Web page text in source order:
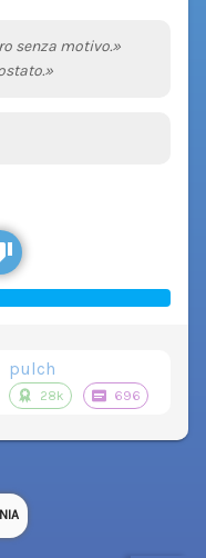
senza motivo.»
pulch
28k 696